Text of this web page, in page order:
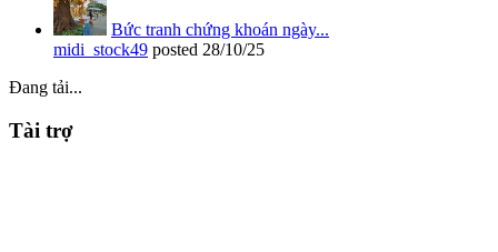
Bức tranh chứng khoán ngày...
midi_stock49 posted 28/10/25
Đang tải...
Tài trợ